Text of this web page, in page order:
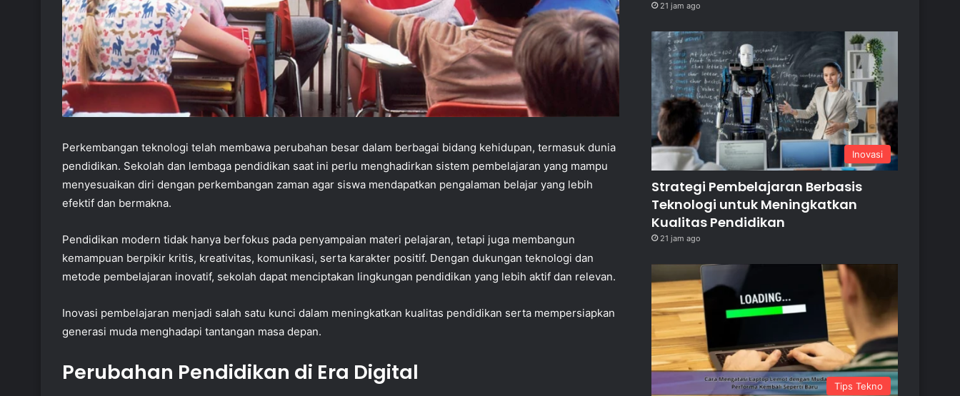
Perkembangan teknologi telah membawa perubahan besar dalam berbagai bidang kehidupan, termasuk dunia
pendidikan. Sekolah dan lembaga pendidikan saat ini perlu menghadirkan sistem pembelajaran yang mampu
menyesuaikan diri dengan perkembangan zaman agar siswa mendapatkan pengalaman belajar yang lebih
efektif dan bermakna.
Pendidikan modern tidak hanya berfokus pada penyampaian materi pelajaran, tetapi juga membangun
kemampuan berpikir kritis, kreativitas, komunikasi, serta karakter positif. Dengan dukungan teknologi dan
metode pembelajaran inovatif, sekolah dapat menciptakan lingkungan pendidikan yang lebih aktif dan relevan.
Inovasi pembelajaran menjadi salah satu kunci dalam meningkatkan kualitas pendidikan serta mempersiapkan
generasi muda menghadapi tantangan masa depan.
Perubahan Pendidikan di Era Digital
21 jam ago
Inovasi
Strategi Pembelajaran Berbasis
Teknologi untuk Meningkatkan
Kualitas Pendidikan
21 jam ago
Tips Tekno